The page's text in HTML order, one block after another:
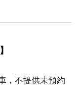
，不提供未預約